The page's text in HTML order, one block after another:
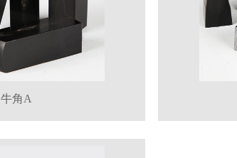
牛角A